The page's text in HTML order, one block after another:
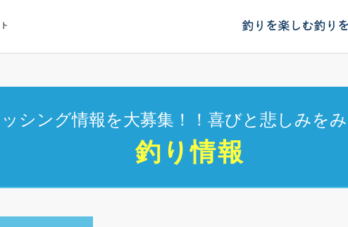
釣りを楽しむ釣り
シング情報を大募集！！喜びと悲しみをみ
釣り情報